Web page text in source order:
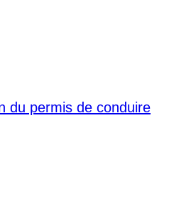
du permis de conduire